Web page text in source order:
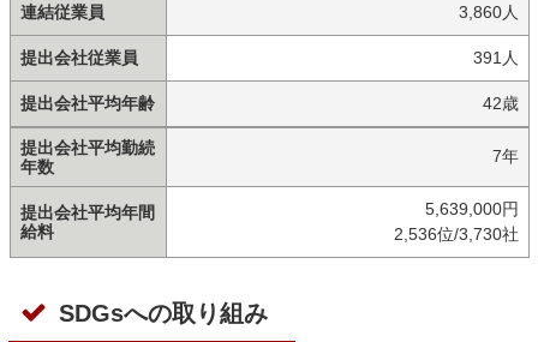
連結従業員 3,860人
提出会社従業員 391人
提出会社平均年齢 42歳
提出会社平均勤続
年数
7年
提出会社平均年間
給料
5,639,000円
2,536位/3,730社
SDGsへの取り組み